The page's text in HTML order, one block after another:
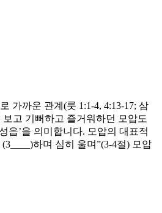
가까운 관계(룻 1:1-4, 4:13-17; 삼
고 기뻐하고 즐거워하던 모압도
읍’을 의미합니다. 모압의 대표적
하며 심히 울며”(3-4절) 모압